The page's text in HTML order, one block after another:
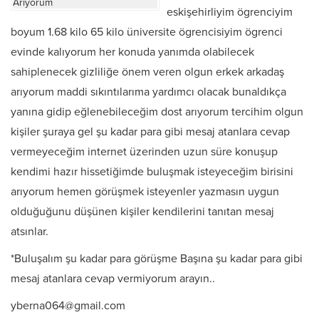
eskişehirliyim ögrenciyim
boyum 1.68 kilo 65 kilo üniversite ögrencisiyim ögrenci
evinde kalıyorum her konuda yanımda olabilecek
sahiplenecek gizliliğe önem veren olgun erkek arkadaş
arıyorum maddi sıkıntılarıma yardımcı olacak bunaldıkça
yanına gidip eğlenebileceğim dost arıyorum tercihim olgun
kişiler şuraya gel şu kadar para gibi mesaj atanlara cevap
vermeyeceğim internet üzerinden uzun süre konuşup
kendimi hazır hissetiğimde buluşmak isteyeceğim birisini
arıyorum hemen görüşmek isteyenler yazmasın uygun
olduğuğunu düşünen kişiler kendilerini tanıtan mesaj
atsınlar.
*Buluşalım şu kadar para görüşme Başına şu kadar para gibi
mesaj atanlara cevap vermiyorum arayın..
yberna064@gmail.com